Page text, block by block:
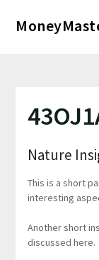
Nature
This is a short
interesting
Another short
discussed here.